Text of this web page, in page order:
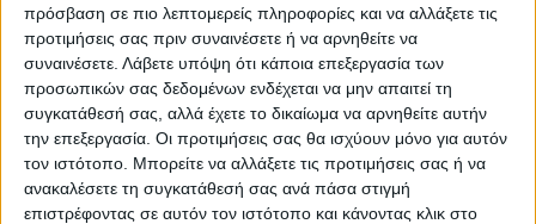
πρόσβαση σε πιο λεπτομερείς πληροφορίες και να αλλάξετε τις
προτιμήσεις σας πριν συναινέσετε ή να αρνηθείτε να
συναινέσετε. Λάβετε υπόψη ότι κάποια επεξεργασία των
προσωπικών σας δεδομένων ενδέχεται να μην απαιτεί τη
συγκατάθεσή σας, αλλά έχετε το δικαίωμα να αρνηθείτε αυτήν
την επεξεργασία. Οι προτιμήσεις σας θα ισχύουν μόνο για αυτόν
τον ιστότοπο. Μπορείτε να αλλάξετε τις προτιμήσεις σας ή να
ανακαλέσετε τη συγκατάθεσή σας ανά πάσα στιγμή
επιστρέφοντας σε αυτόν τον ιστότοπο και κάνοντας κλικ στο
λιγότερους από 3.100 κατοίκους και 92 στα
υπόλοιπα νησιά της Χώρας.
* Κατά την υποβολή της αίτησης στήριξης
να χαρακτηρίζονται από το Μητρώο
Αγροτών και Αγροτικών Εκμεταλλεύσεων
ως νεοεισερχόμενοι στον αγροτικό τομέα.